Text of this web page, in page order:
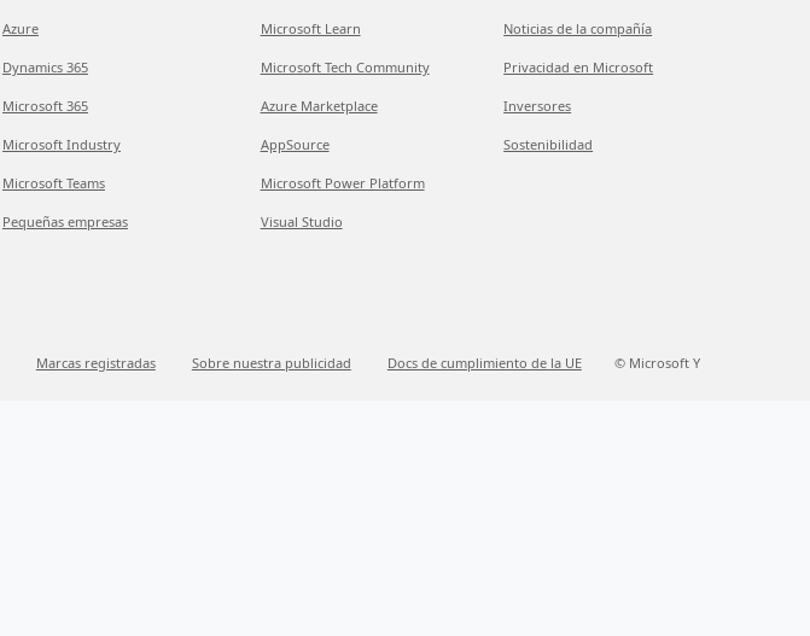
Azure
Dynamics 365
Microsoft 365
Microsoft Industry
Microsoft Teams
Pequeñas empresas
Microsoft Learn
Microsoft Tech Community
Azure Marketplace
AppSource
Microsoft Power Platform
Visual Studio
Noticias de la compañía
Privacidad en Microsoft
Inversores
Sostenibilidad
Marcas registradas Sobre nuestra publicidad Docs de cumplimiento de la UE © Microsoft Y